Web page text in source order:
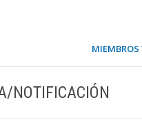
MIEMBROS
NOTIFICACIÓN